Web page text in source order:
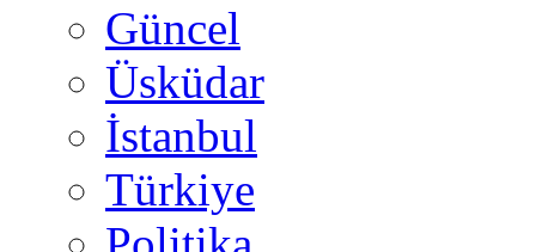
Güncel
Üsküdar
İstanbul
Türkiye